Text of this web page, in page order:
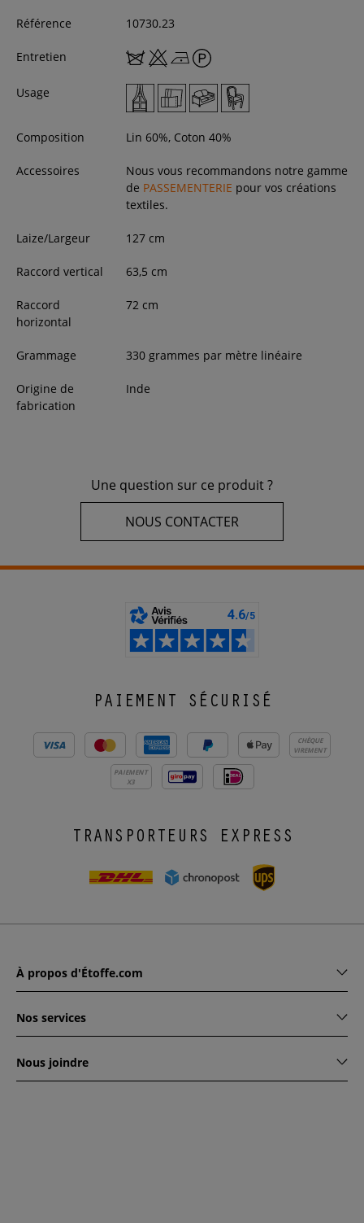
Référence 10730.23
Entretien
Usage
Composition Lin 60%, Coton 40%
Accessoires
Nous vous recommandons notre gamme
de PASSEMENTERIE pour vos créations
textiles.
Laize/Largeur 127 cm
Raccord vertical 63,5 cm
Raccord
horizontal
72 cm
Grammage 330 grammes par mètre linéaire
Origine de
fabrication
Inde
Une question sur ce produit ?
NOUS CONTACTER
PAIEMENT SÉCURISÉ
CHÈQUE
VIREMENT
PAIEMENT
X3
TRANSPORTEURS EXPRESS
À propos d'Étoffe.com
Nos services
Nous joindre